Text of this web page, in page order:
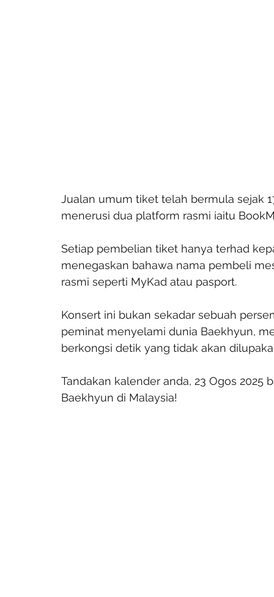
Jualan umum tiket telah bermula sejak
menerusi dua platform rasmi iaitu
Setiap pembelian tiket hanya terhad
menegaskan bahawa nama pembeli
rasmi seperti MyKad atau pasport.
Konsert ini bukan sekadar sebuah
peminat menyelami dunia Baekhyun,
berkongsi detik yang tidak akan
Tandakan kalender anda, 23 Ogos
Baekhyun di Malaysia!